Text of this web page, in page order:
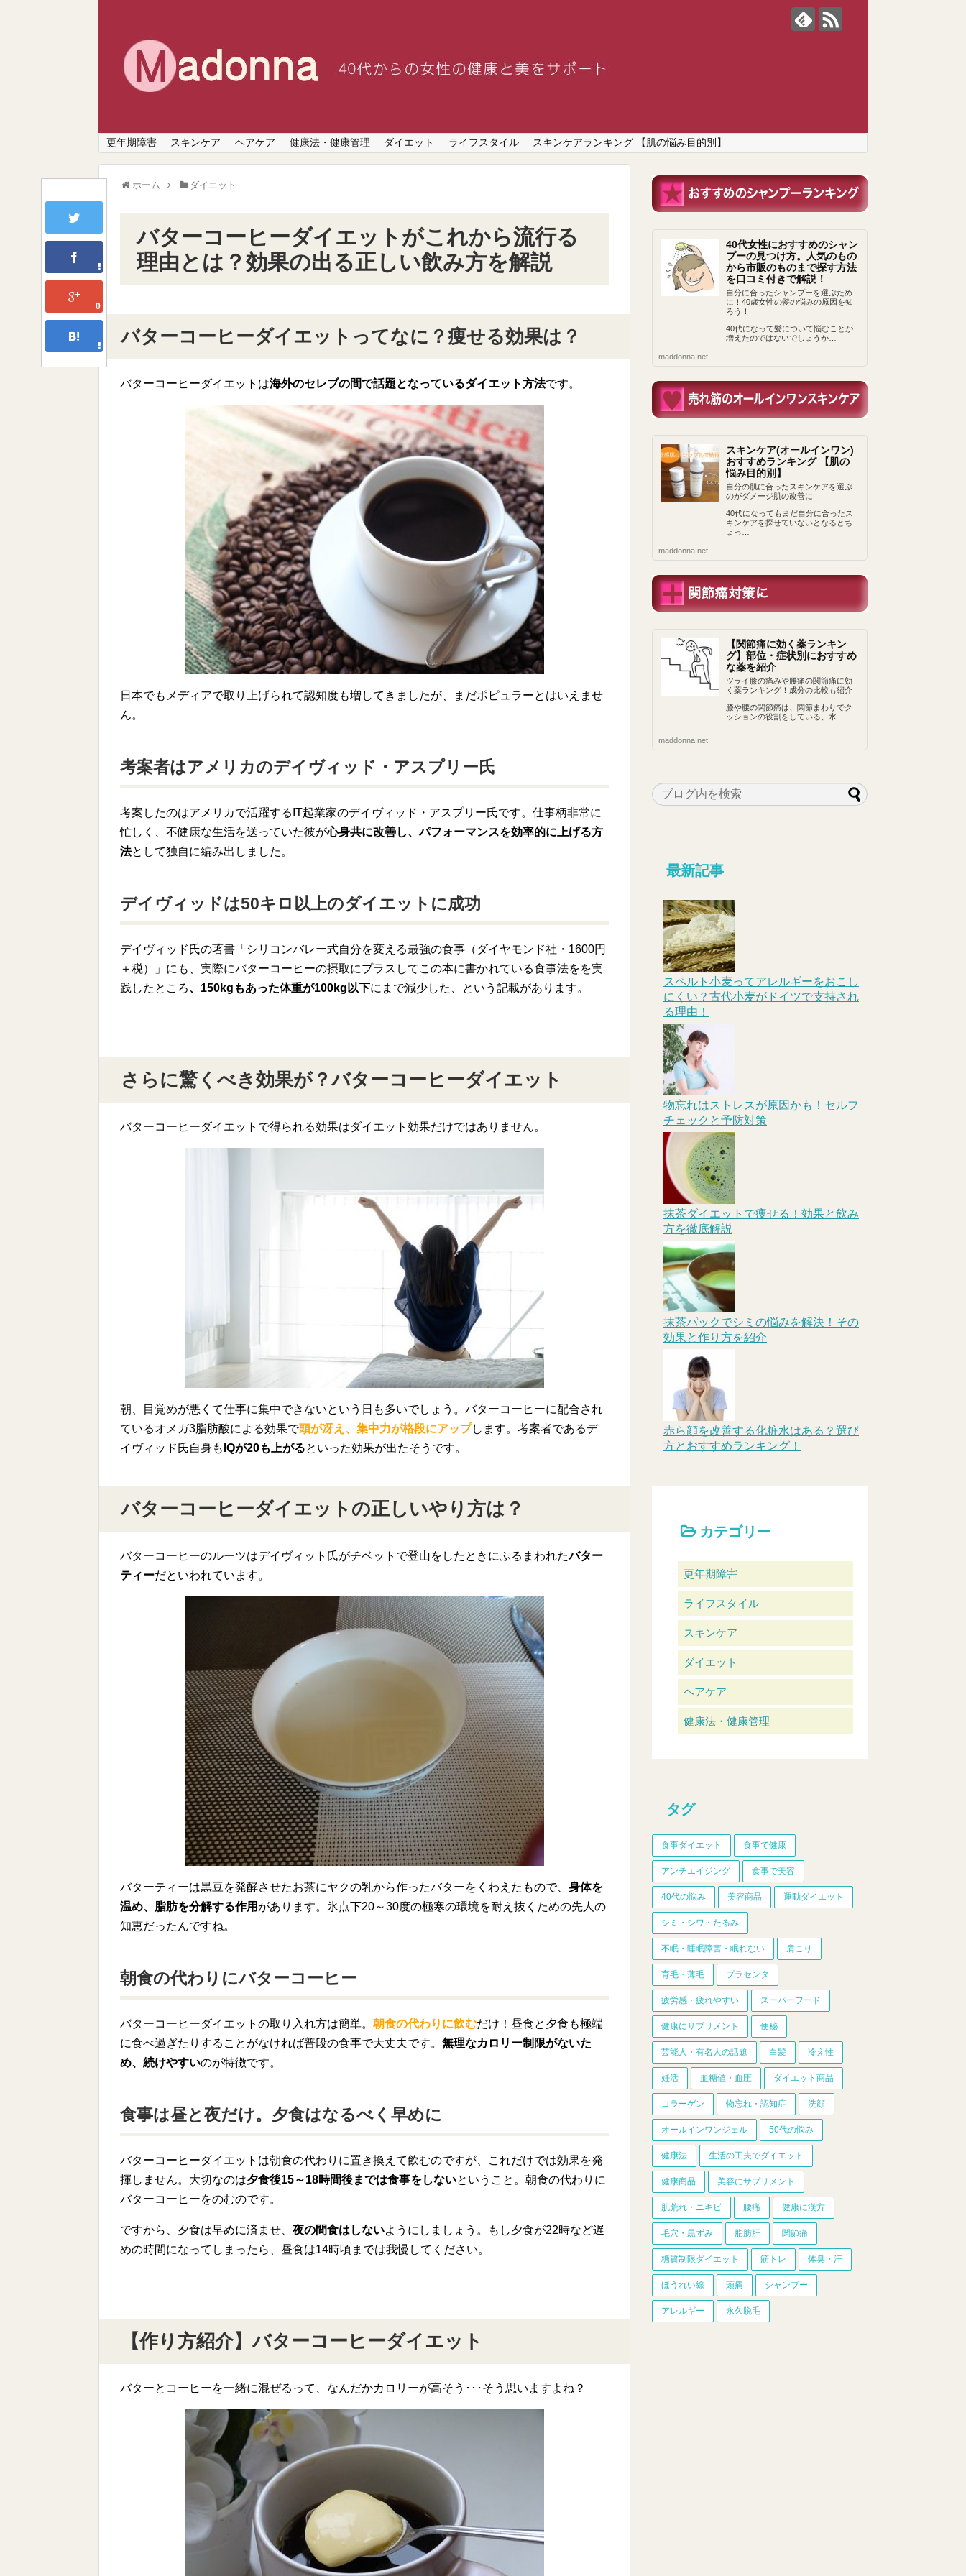
更年期障害 スキンケア ヘアケア 健康法・健康管理 ダイエット ライフスタイル スキンケアランキング 【肌の悩み目的別】
ホーム ダイエット
0
バターコーヒーダイエットがこれから流行る
理由とは？効果の出る正しい飲み方を解説
バターコーヒーダイエットってなに？痩せる効果は？
バターコーヒーダイエットは海外のセレブの間で話題となっているダイエット方法です。
日本でもメディアで取り上げられて認知度も増してきましたが、まだポピュラーとはいえませ
ん。
考案者はアメリカのデイヴィッド・アスプリー氏
考案したのはアメリカで活躍するIT起業家のデイヴィッド・アスプリー氏です。仕事柄非常に
忙しく、不健康な生活を送っていた彼が心身共に改善し、パフォーマンスを効率的に上げる方
法として独自に編み出しました。
デイヴィッドは50キロ以上のダイエットに成功
デイヴィッド氏の著書「シリコンバレー式自分を変える最強の食事（ダイヤモンド社・1600円
＋税）」にも、実際にバターコーヒーの摂取にプラスしてこの本に書かれている食事法をを実
践したところ、150kgもあった体重が100kg以下にまで減少した、という記載があります。
さらに驚くべき効果が？バターコーヒーダイエット
バターコーヒーダイエットで得られる効果はダイエット効果だけではありません。
朝、目覚めが悪くて仕事に集中できないという日も多いでしょう。バターコーヒーに配合され
ているオメガ3脂肪酸による効果で頭が冴え、集中力が格段にアップします。考案者であるデ
イヴィッド氏自身も IQが20も上がるといった効果が出たそうです。
バターコーヒーダイエットの正しいやり方は？
バターコーヒーのルーツはデイヴィット氏がチベットで登山をしたときにふるまわれたバター
ティーだといわれています。
バターティーは黒豆を発酵させたお茶にヤクの乳から作ったバターをくわえたもので、 身体を
温め、脂肪を分解する作用 があります。氷点下20～30度の極寒の環境を耐え抜くための先人の
知恵だったんですね。
朝食の代わりにバターコーヒー
バターコーヒーダイエットの取り入れ方は簡単。 朝食の代わりに飲むだけ！昼食と夕食も極端
に食べ過ぎたりすることがなければ普段の食事で大丈夫です。 無理なカロリー制限がないた
め、続けやすいのが特徴です。
食事は昼と夜だけ。夕食はなるべく早めに
バターコーヒーダイエットは朝食の代わりに置き換えて飲むのですが、これだけでは効果を発
揮しません。大切なのは夕食後15～18時間後までは食事をしないということ。朝食の代わりに
バターコーヒーをのむのです。
ですから、夕食は早めに済ませ、 夜の間食はしないようにしましょう。もし夕食が22時など遅
めの時間になってしまったら、昼食は14時頃までは我慢してください。
【作り方紹介】バターコーヒーダイエット
バターとコーヒーを一緒に混ぜるって、なんだかカロリーが高そう･･･そう思いますよね？
40代女性におすすめのシャン
プーの見つけ方。人気のもの
から市販のものまで探す方法
を口コミ付きで解説！
自分に合ったシャンプーを選ぶため
に！40歳女性の髪の悩みの原因を知
ろう！
40代になって髪について悩むことが
増えたのではないでしょうか…
maddonna.net
スキンケア(オールインワン)
おすすめランキング 【肌の
悩み目的別】
自分の肌に合ったスキンケアを選ぶ
のがダメージ肌の改善に
40代になってもまだ自分に合ったス
キンケアを探せていないとなるとち
ょっ…
maddonna.net
【関節痛に効く薬ランキン
グ】部位・症状別におすすめ
な薬を紹介
ツライ膝の痛みや腰痛の関節痛に効
く薬ランキング！成分の比較も紹介
膝や腰の関節痛は、関節まわりでク
ッションの役割をしている、水…
maddonna.net
最新記事
スペルト小麦ってアレルギーをおこし
にくい？古代小麦がドイツで支持され
る理由！
物忘れはストレスが原因かも！セルフ
チェックと予防対策
抹茶ダイエットで痩せる！効果と飲み
方を徹底解説
抹茶パックでシミの悩みを解決！その
効果と作り方を紹介
赤ら顔を改善する化粧水はある？選び
方とおすすめランキング！
カテゴリー
更年期障害
ライフスタイル
スキンケア
ダイエット
ヘアケア
健康法・健康管理
タグ
食事ダイエット 食事で健康
アンチエイジング 食事で美容
40代の悩み 美容商品 運動ダイエット
シミ・シワ・たるみ
不眠・睡眠障害・眠れない 肩こり
育毛・薄毛 プラセンタ
疲労感・疲れやすい スーパーフード
健康にサプリメント 便秘
芸能人・有名人の話題 白髪 冷え性
妊活 血糖値・血圧 ダイエット商品
コラーゲン 物忘れ・認知症 洗顔
オールインワンジェル 50代の悩み
健康法 生活の工夫でダイエット
健康商品 美容にサプリメント
肌荒れ・ニキビ 腰痛 健康に漢方
毛穴・黒ずみ 脂肪肝 関節痛
糖質制限ダイエット 筋トレ 体臭・汗
ほうれい線 頭痛 シャンプー
アレルギー 永久脱毛